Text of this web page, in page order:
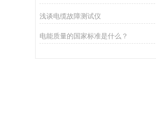
浅谈电缆故障测试仪
电能质量的国家标准是什么？